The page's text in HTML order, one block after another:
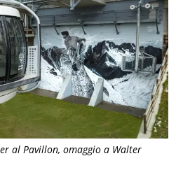
al Pavillon, omaggio a Walter